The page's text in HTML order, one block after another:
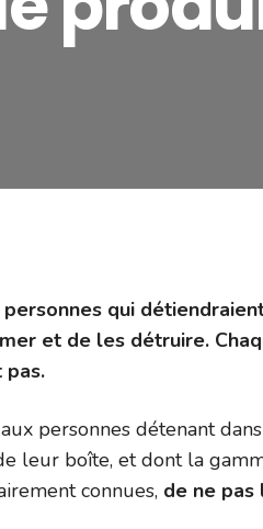
qui
et de les détruire.
pas.
personnes détenant
leur boîte, et dont la
connues, de ne